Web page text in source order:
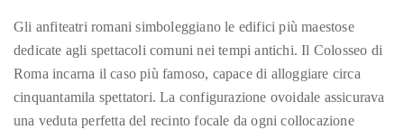
the
Huffington
Post,
Passport,
TimeOut,
Gli anfiteatri romani simboleggiano le edifici più maestose
dedicate agli spettacoli comuni nei tempi antichi. Il Colosseo di
Roma incarna il caso più famoso, capace di alloggiare circa
cinquantamila spettatori. La configurazione ovoidale assicurava
una veduta perfetta del recinto focale da ogni collocazione